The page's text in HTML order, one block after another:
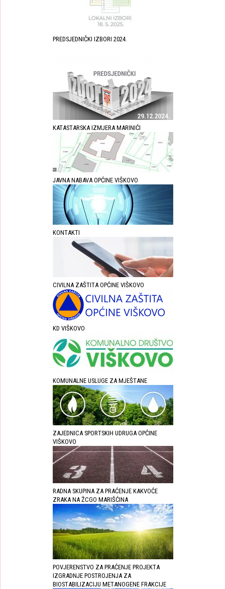
PREDSJEDNIČKI IZBORI 2024.
KATASTARSKA IZMJERA MARINIĆI
JAVNA NABAVA OPĆINE VIŠKOVO
KONTAKTI
CIVILNA ZAŠTITA OPĆINE VIŠKOVO
KD VIŠKOVO
KOMUNALNE USLUGE ZA MJEŠTANE
ZAJEDNICA SPORTSKIH UDRUGA OPĆINE
VIŠKOVO
RADNA SKUPINA ZA PRAĆENJE KAKVOĆE
ZRAKA NA ŽCGO MARIŠĆINA
POVJERENSTVO ZA PRAĆENJE PROJEKTA
IZGRADNJE POSTROJENJA ZA
BIOSTABILIZACIJU METANOGENE FRAKCIJE